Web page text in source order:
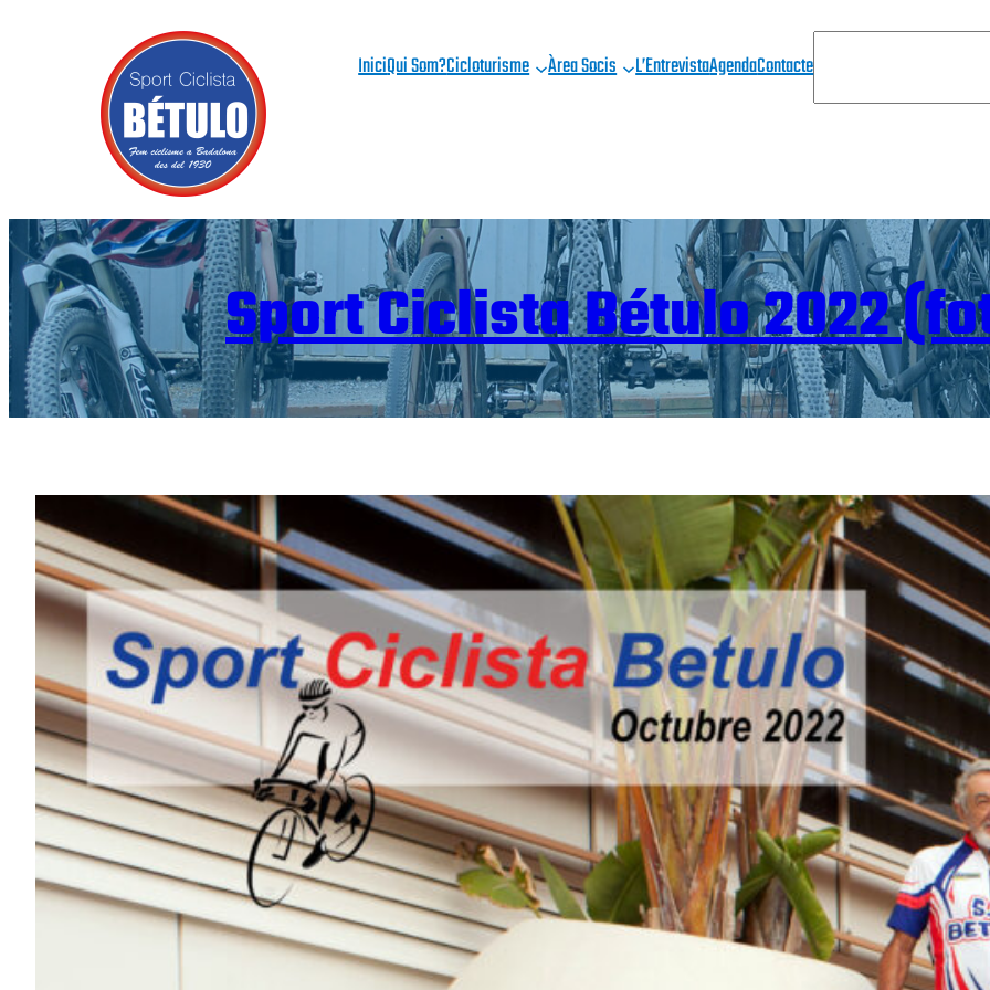
IniciQui Som?Cicloturisme Àrea Socis L’EntrevistaAgendaContacteE
R
Sport Ciclista Bétulo 2022